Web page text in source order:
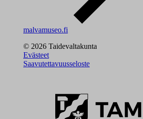
malvamuseo.fi
© 2026 Taidevaltakunta
Evästeet
Saavutettavuusseloste